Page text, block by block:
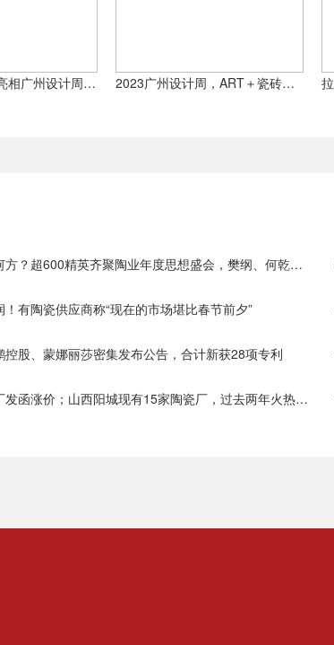
40＋陶企“惊喜”亮相广州设计周！鹰牌蒙娜丽莎新明珠新中源玛缇依诺金丝玉玛ART+斯米克…… 2023广州设计周，ART＋瓷砖等你来探秘惊喜！
• 陶瓷行业路在何方？超600精英齐聚陶业年度思想盛会，樊纲、何乾、龙建刚献智破局
！有陶瓷供应商称“现在的市场堪比春节前夕”
控股、蒙娜丽莎密集发布公告，合计新获28项专利
• 湖北多家陶瓷厂发函涨价；山西阳城现有15家陶瓷厂，过去两年火热技改